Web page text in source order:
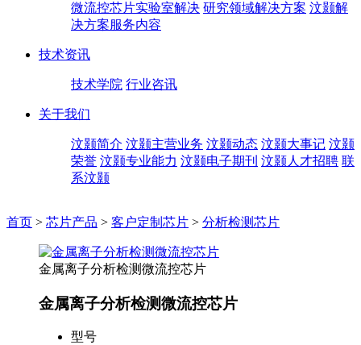
微流控芯片实验室解决 研究领域解决方案 汶颢解
决方案服务内容
技术资讯
技术学院 行业咨讯
关于我们
汶颢简介 汶颢主营业务 汶颢动态 汶颢大事记 汶颢
荣誉 汶颢专业能力 汶颢电子期刊 汶颢人才招聘 联
系汶颢
首页 > 芯片产品 > 客户定制芯片 > 分析检测芯片
金属离子分析检测微流控芯片
金属离子分析检测微流控芯片
型号